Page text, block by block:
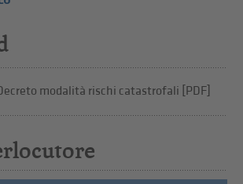
modalità rischi catastrofali [PDF]